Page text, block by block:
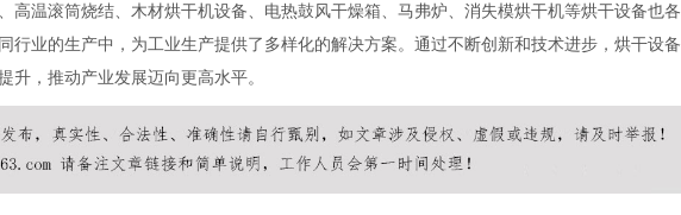
高温滚筒烧结、木材烘干机设备、电热鼓风干燥箱、马弗炉、消失模烘干机等烘干设备也各
行业的生产中，为工业生产提供了多样化的解决方案。通过不断创新和技术进步，烘干设备
升，推动产业发展迈向更高水平。